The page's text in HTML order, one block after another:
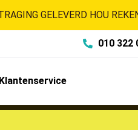
GELEVERD HOU
010 322
Klantenservice